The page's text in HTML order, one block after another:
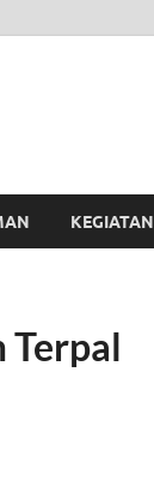
KEGIATAN
Terpal